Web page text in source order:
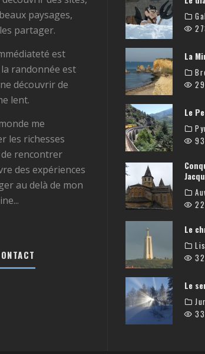
paysages,
partager.
est
randonnée est
découvrir de
lent.
me
les richesses
rencontrer
des expériences
au delà de mon
La
Le
Le
Le